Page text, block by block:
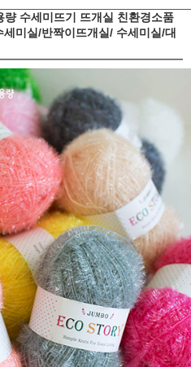
수세미뜨기 뜨개실 친환경소품
미실/반짝이뜨개실/ 수세미실/대